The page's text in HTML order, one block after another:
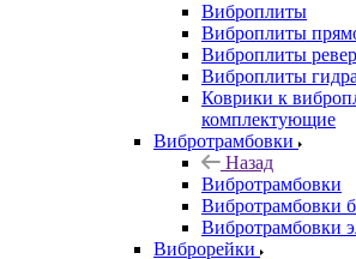
Виброплиты
Виброплиты
Виброплиты
Виброплиты
Коврики к
комплектующие
Вибротрамбовки
Назад
Вибротрамбовки
Вибротрамбовки
Вибротрамбовки
Виброрейки